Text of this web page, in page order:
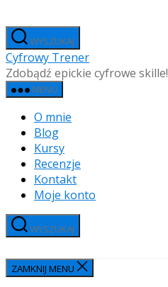
do
treściWYSZUKAJ
Cyfrowy Trener
Zdobądź epickie cyfrowe skille!
MENU
O mnie
Blog
Kursy
Recenzje
Kontakt
Moje konto
WYSZUKAJ
ZAMKNIJ MENU